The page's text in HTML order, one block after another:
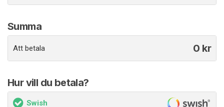
Summa
Att betala 0 kr
Hur vill du betala?
Swish